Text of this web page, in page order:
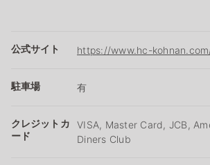
公式サイト https://www.hc-
駐車場 有
クレジットカ
ード
VISA, Master Card, JCB,
Diners Club